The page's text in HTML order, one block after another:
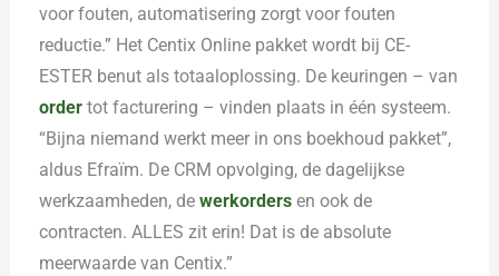
voor fouten, automatisering zorgt voor fouten
reductie.” Het Centix Online pakket wordt bij CE-
ESTER benut als totaaloplossing. De keuringen – van
order tot facturering – vinden plaats in één systeem.
“Bijna niemand werkt meer in ons boekhoud pakket”,
aldus Efraïm. De CRM opvolging, de dagelijkse
werkzaamheden, dewerkorders en ook de
contracten. ALLES zit erin! Dat is de absolute
meerwaarde van Centix.”